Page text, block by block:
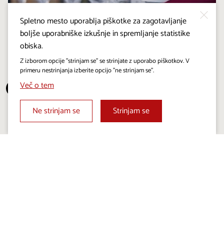
Večer kraških penin v Lipici
LIPICA
8. 8. 2026 |18:00
Spletno mesto uporablja piškotke za zagotavljanje
boljše uporabniške izkušnje in spremljanje statistike
obiska.
Z izborom opcije "strinjam se" se strinjate z uporabo piškotkov. V
primeru nestrinjanja izberite opcijo "ne strinjam se".
Več o tem
Ne strinjam se
Strinjam se